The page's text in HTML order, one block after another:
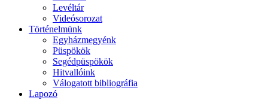
Levéltár
Videósorozat
Történelmünk
Egyházmegyénk
Püspökök
Segédpüspökök
Hitvallóink
Válogatott bibliográfia
Lapozó